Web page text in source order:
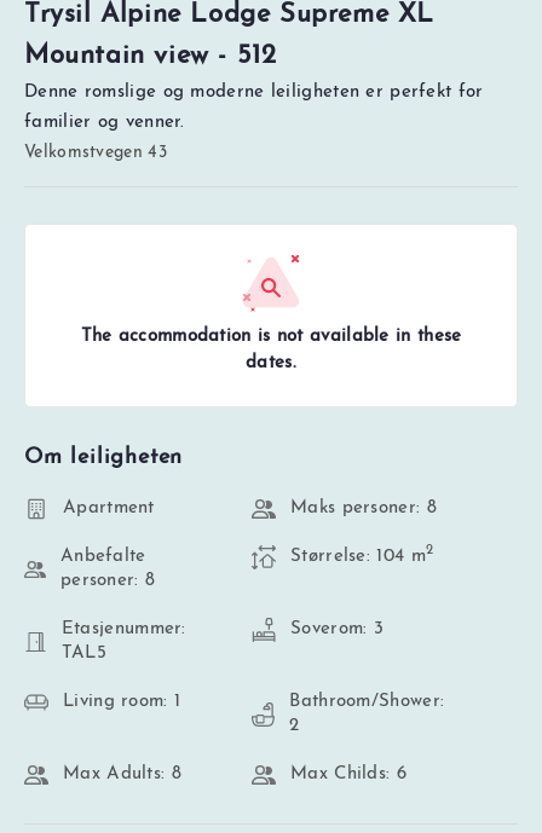
Trysil Alpine Lodge Supreme XL
Mountain view - 512
Denne romslige og moderne leiligheten er perfekt for
familier og venner.
Velkomstvegen 43
The accommodation is not available in these
dates.
Om leiligheten
Apartment Maks personer: 8
Anbefalte
personer: 8
Størrelse: 104 m2
Etasjenummer:
TAL5
Soverom: 3
Living room: 1
Bathroom/Shower:
2
Max Adults: 8 Max Childs: 6